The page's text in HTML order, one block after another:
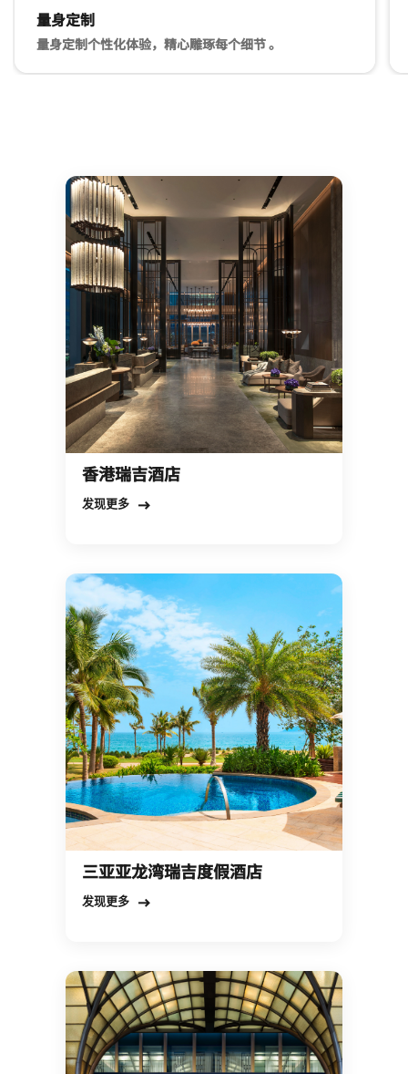
量身定制
量身定制个性化体验，精心雕琢每个细节 。
香港瑞吉酒店
发现更多Open in New Tab
三亚亚龙湾瑞吉度假酒店
发现更多Open in New Tab